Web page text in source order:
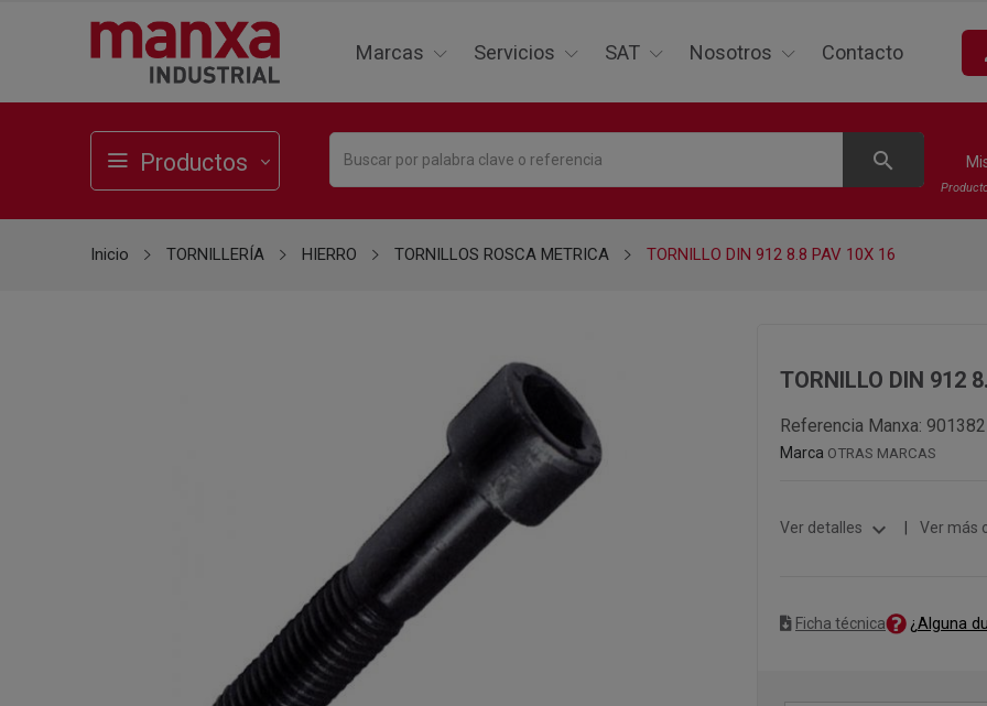
Marcas Servicios SAT Nosotros Contacto
Productos search
Inicio TORNILLERÍA HIERRO TORNILLOS ROSCA METRICA TORNILLO DIN 912 8.8 PAV 10X 16
TORNILLO DIN 912
Referencia Manxa: 901382
Marca OTRAS MARCAS
Ver detalles expand_more Ver más
Ficha técnica ¿Alguna